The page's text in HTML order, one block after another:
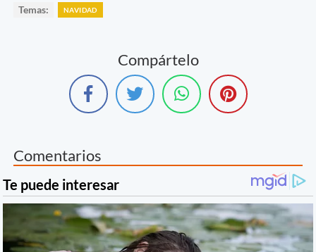
Temas: NAVIDAD
Compártelo
Comentarios